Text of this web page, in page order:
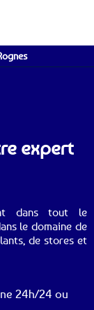
expert
dans tout le
le domaine de
de stores et
24h/24 ou